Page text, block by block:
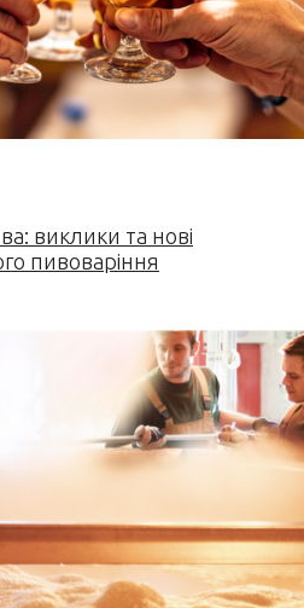
виклики та нові
пивоваріння